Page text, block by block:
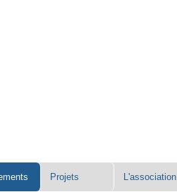
Projets L'association